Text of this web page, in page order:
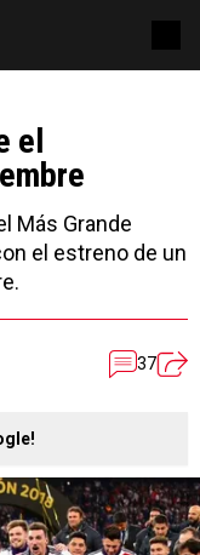
el
Más Grande
el estreno de un
37